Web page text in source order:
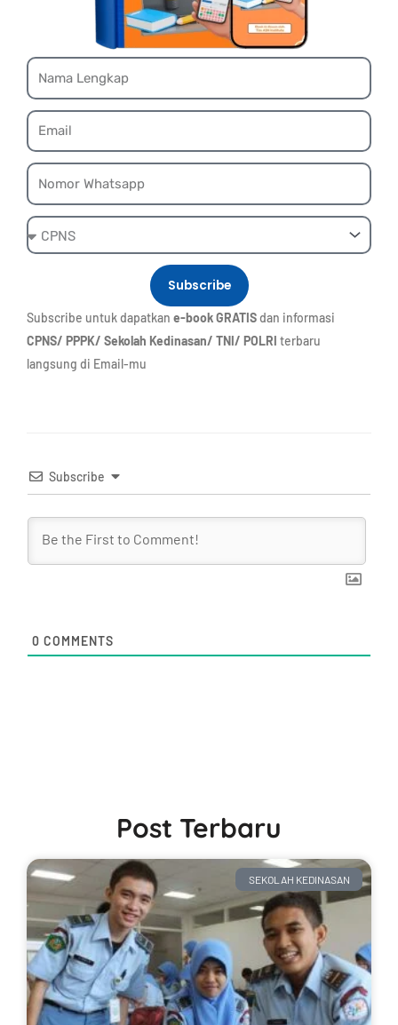
Name
Email
Whatsapp
Ebook
Subscribe
Subscribe untuk dapatkan e-book GRATISdan informasi
CPNS/ PPPK/ Sekolah Kedinasan/ TNI/ POLRI terbaru
langsung di Email-mu
Subscribe
0 COMMENTS
Post Terbaru
SEKOLAH KEDINASAN